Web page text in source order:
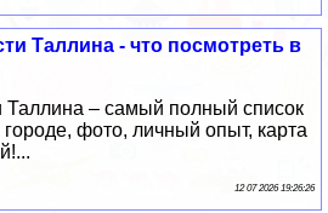
Таллина - что посмотреть в
Таллина – самый полный список
фото, личный опыт, карта
12 07 2026 19:26:26